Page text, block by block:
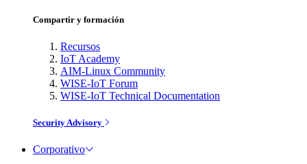
Compartir y formación
Recursos
IoT Academy
AIM-Linux Community
WISE-IoT Forum
WISE-IoT Technical Documentation
Security Advisory
Corporativo